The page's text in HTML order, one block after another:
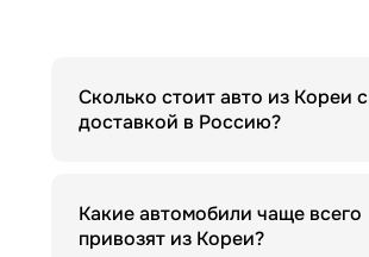
Сколько стоит авто из Кореи с
доставкой в Россию?
Какие автомобили чаще всего
привозят из Кореи?